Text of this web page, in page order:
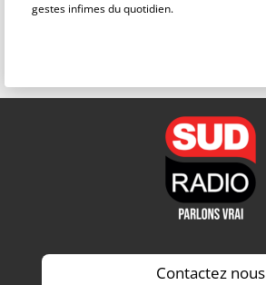
gestes infimes du quotidien.
Contactez nous